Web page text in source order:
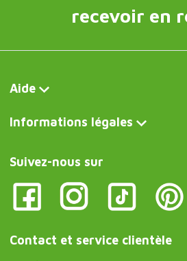
recevoir en
Aide
Informations légales
Suivez-nous sur
Contact et service clientèle